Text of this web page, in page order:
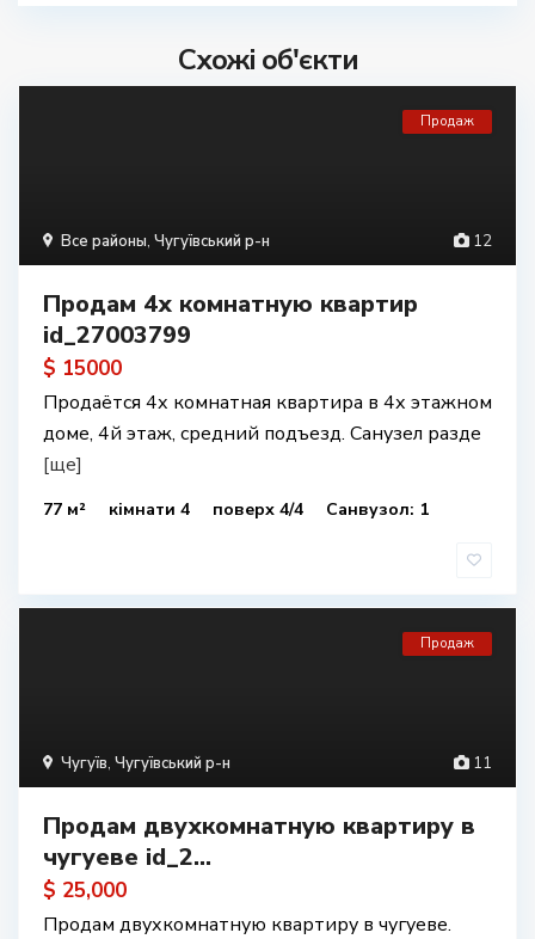
Схожі об'єкти
12
Все районы, Чугуївський р-н
Продаж
Продам 4х комнатную квартир
id_27003799
$ 15000
Продаётся 4х комнатная квартира в 4х этажном
доме, 4й этаж, средний подъезд. Санузел разде
[ще]
77 м² кімнати 4 поверх 4/4 Санвузол: 1
11
Чугуїв, Чугуївський р-н
Продаж
Продам двухкомнатную квартиру в
чугуеве id_2...
$ 25,000
Продам двухкомнатную квартиру в чугуеве.